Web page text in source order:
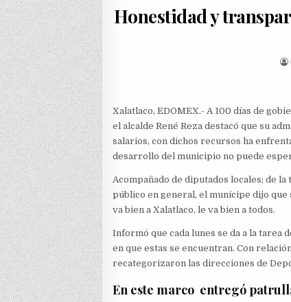
Honestidad y
Xalatlaco, EDOMEX.- A 100 días de
el alcalde René Reza destacó que su
salarios, con dichos recursos ha
desarrollo del municipio no puede
Acompañado de diputados locales; de
público en general, el munícipe dijo
va bien a Xalatlaco, le va bien a todos.
Informó que cada lunes se da a la
en que estas se encuentran. Con
recategorizaron las direcciones de
En este marco entregó